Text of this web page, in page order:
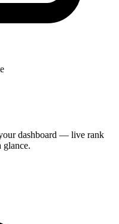
dashboard — live rank
glance.